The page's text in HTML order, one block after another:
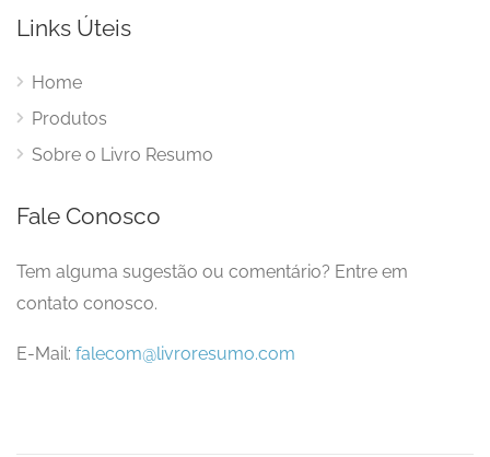
Links Úteis
Home
Produtos
Sobre o Livro Resumo
Fale Conosco
Tem alguma sugestão ou comentário? Entre em
contato conosco.
E-Mail: falecom@livroresumo.com